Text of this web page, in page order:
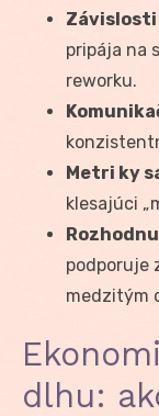
pripája na
reworku.
Metri ky
klesajúci
podporuje
medzitým
dlhu: